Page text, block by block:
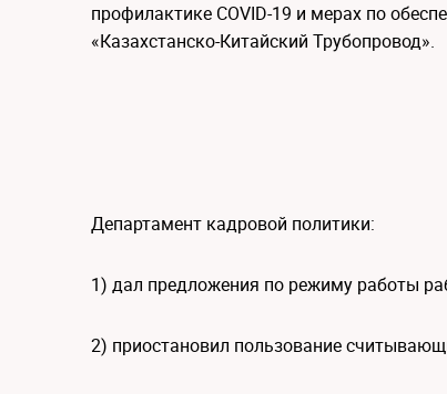
профилактике COVID-19 и мерах по
«Казахстанско-Китайский Трубопровод».
Департамент кадровой политики:
1) дал предложения по режиму работы
2) приостановил пользование